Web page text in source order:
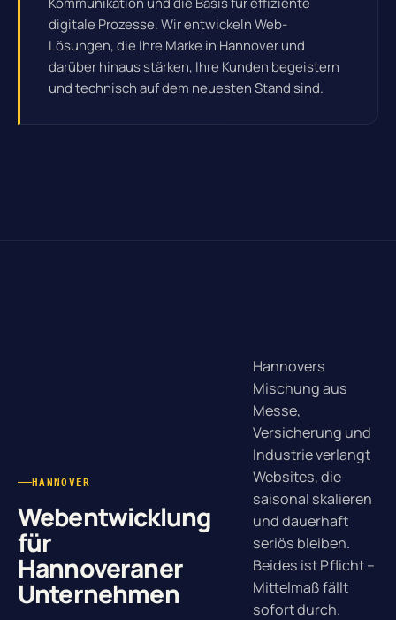
digitale Prozesse. Wir entwickeln Web-
Lösungen, die Ihre Marke in Hannover und
darüber hinaus stärken, Ihre Kunden begeistern
und technisch auf dem neuesten Stand sind.
HANNOVER
Webentwicklung
für
Hannoveraner
Unternehmen
Hannovers
Mischung aus
Messe,
Versicherung und
Industrie verlangt
Websites, die
saisonal skalieren
und dauerhaft
seriös bleiben.
Beides ist Pflicht –
Mittelmaß fällt
sofort durch.